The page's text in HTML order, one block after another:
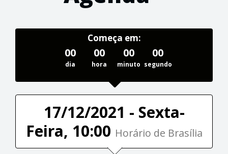
Começa em:
00
dia
00
hora
00
minuto
00
segundo
17/12/2021 - Sexta-
Feira, 10:00 Horário de Brasília